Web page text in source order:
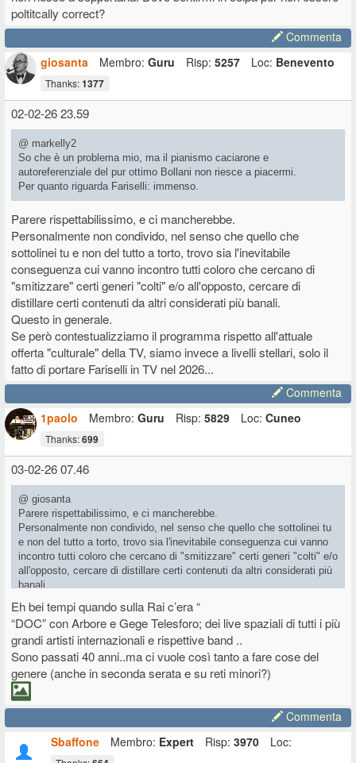
poltitcally correct?
Commenta
giosanta
Membro: Guru Risp: 5257 Loc: Benevento
Thanks:1377
02-02-26 23.59
@ markelly2
So che è un problema mio, ma il pianismo caciarone e
autoreferenziale del pur ottimo Bollani non riesce a piacermi.
Per quanto riguarda Fariselli: immenso.
Parere rispettabilissimo, e ci mancherebbe.
Personalmente non condivido, nel senso che quello che
sottolinei tu e non del tutto a torto, trovo sia l'inevitabile
conseguenza cui vanno incontro tutti coloro che cercano di
"smitizzare" certi generi "colti" e/o all'opposto, cercare di
distillare certi contenuti da altri considerati più banali.
Questo in generale.
Se però contestualizziamo il programma rispetto all'attuale
offerta "culturale" della TV, siamo invece a livelli stellari, solo il
fatto di portare Fariselli in TV nel 2026...
Commenta
1paolo
Membro: Guru Risp: 5829 Loc: Cuneo
Thanks:699
03-02-26 07.46
@ giosanta
Parere rispettabilissimo, e ci mancherebbe.
Personalmente non condivido, nel senso che quello che sottolinei tu
e non del tutto a torto, trovo sia l'inevitabile conseguenza cui vanno
incontro tutti coloro che cercano di "smitizzare" certi generi "colti" e/o
all'opposto, cercare di distillare certi contenuti da altri considerati più
banali.
Se però contestualizziamo il programma rispetto all'attuale offerta
"culturale" della TV, siamo invece a livelli stellari, solo il fatto di
portare Fariselli in TV nel 2026...
Eh bei tempi quando sulla Rai c’era “
“DOC” con Arbore e Gege Telesforo; dei live spaziali di tutti i più
grandi artisti internazionali e rispettive band ..
Sono passati 40 anni..ma ci vuole così tanto a fare cose del
genere (anche in seconda serata e su reti minori?)
Commenta
Sbaffone
Membro: Expert Risp: 3970 Loc: